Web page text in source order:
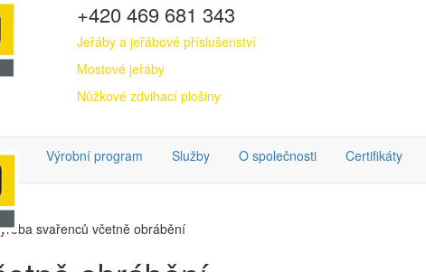
+420 469 681 343
Jeřáby a jeřábové příslušenství
Mostové jeřáby
Nůžkové zdvihací plošiny
Výrobní program
Služby O společnosti Certifikáty
svařenců včetně obrábění